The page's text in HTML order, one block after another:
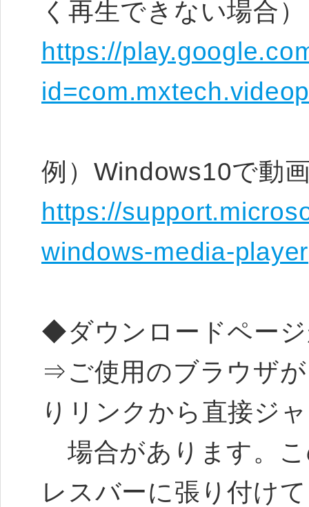
く再生できない場合）
https://
例）Windows10で動
https://
windows-media-player
◆ダウンロードペー
⇒ご使用のブラウザ
りリンクから直接ジ
場合があります。
レスバーに張り付け